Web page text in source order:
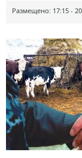
Размещено: 17:15 -